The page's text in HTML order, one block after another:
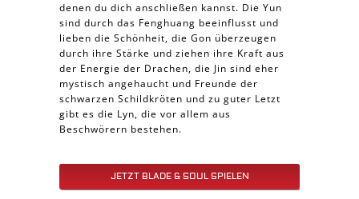
denen du dich anschließen kannst. Die Yun
sind durch das Fenghuang beeinflusst und
lieben die Schönheit, die Gon überzeugen
durch ihre Stärke und ziehen ihre Kraft aus
der Energie der Drachen, die Jin sind eher
mystisch angehaucht und Freunde der
schwarzen Schildkröten und zu guter Letzt
gibt es die Lyn, die vor allem aus
Beschwörern bestehen.
JETZT BLADE & SOUL SPIELEN